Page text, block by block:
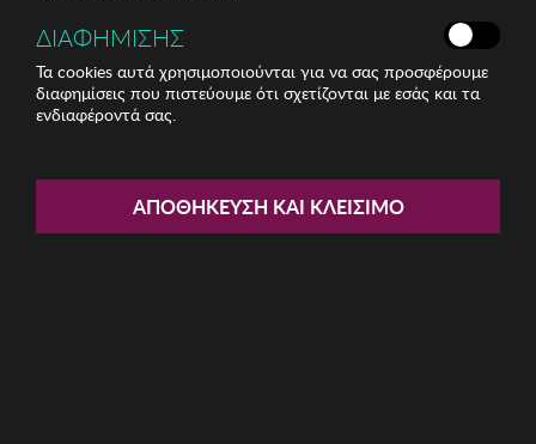
Card Holder Garbalia
ΔΙΑΦΗΜΙΣΗΣ
Τα cookies αυτά χρησιμοποιούνται για να σας προσφέρουμε
διαφημίσεις που πιστεύουμε ότι σχετίζονται με εσάς και τα
ενδιαφέροντά σας.
ΑΠΟΘΉΚΕΥΣΗ ΚΑΙ ΚΛΕΊΣΙΜΟ